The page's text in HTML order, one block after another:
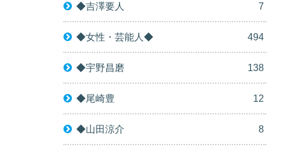
◆吉澤要人 7
◆女性・芸能人◆ 494
◆宇野昌磨 138
◆尾崎豊 12
◆山田涼介 8